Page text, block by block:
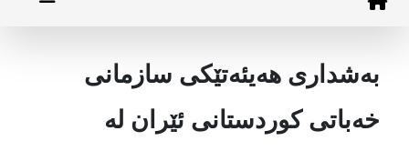
بەشداری هەیئەتێکی سازمانی
خەباتی کوردستانی ئێران لە